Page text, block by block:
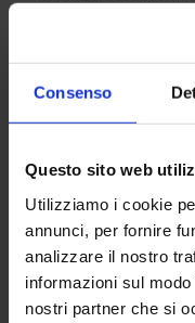
Consenso
Questo sito web
Utilizziamo i cookie
annunci, per fornire
analizzare il nostro
informazioni sul
nostri partner che si
Altre news